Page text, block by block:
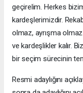
geçirelim. Herkes
kardeşlerimizdir.
olmaz, ayrışma
ve kardeşlikler kalır.
bir seçim sürecinin
Resmi adaylığını